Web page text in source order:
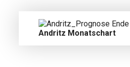
Andritz Monatschart